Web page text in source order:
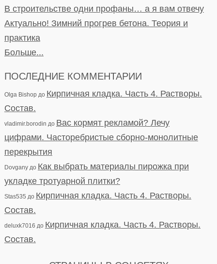
В строительстве одни профаны… а я вам отвечу
Актуально! Зимний прогрев бетона. Теория и
практика
Больше...
ПОСЛЕДНИЕ КОММЕНТАРИИ
Olga Bishopдо Кирпичная кладка. Часть 4. Растворы.
Состав.
vladimir.borodin до Вас кормят рекламой? Лечу
цифрами. Часторебристые сборно-монолитные
перекрытия
Dovganyдо Как выбрать материалы пирожка при
укладке тротуарной плитки?
Stas535 до Кирпичная кладка. Часть 4. Растворы.
Состав.
deluxk7016 до Кирпичная кладка. Часть 4. Растворы.
Состав.